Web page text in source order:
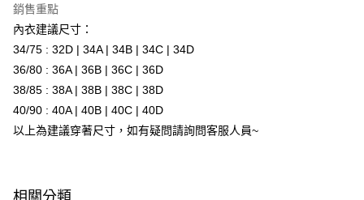
台新國際商業銀行
台灣樂天信用卡公司
運送方式
全家取貨付款
每筆NT$80，滿NT$1,500(含以上)免運費
付款後全家取貨
每筆NT$80，滿NT$1,500(含以上)免運費
銷售重點
內衣建議尺寸：
34/75 : 32D | 34A | 34B | 34C | 34D
36/80 : 36A | 36B | 36C | 36D
38/85 : 38A | 38B | 38C | 38D
40/90 : 40A | 40B | 40C | 40D
以上為建議穿著尺寸，如有疑問請詢問客服人員~
相關分類